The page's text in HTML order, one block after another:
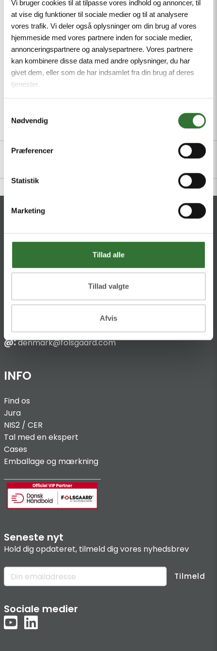
Vi bruger cookies til at tilpasse vores indhold og annoncer, til
at vise dig funktioner til sociale medier og til at analysere
vores trafik. Vi deler også oplysninger om din brug af vores
hjemmeside med vores partnere inden for sociale medier,
annonceringspartnere og analysepartnere. Vores partnere
kan kombinere disse data med andre oplysninger, du har
givet dem, eller som de har indsamlet fra din brug af deres
tjenester.
Nødvendig
Præferencer
Statistik
Marketing
Tillad alle
Tillad valgte
Afvis
PVC and LABS, Particularly resistant to abrasion,
Approval: cULus, RoHS-compliant, Protection class:
IP67, IP69K, Male M12, straight, 8-pin
Mindste ordreantal: 1
KONTAKT
HQ:Hans Følsgaard A/S
DK-4600 Køge
DK-8680 RY
@:denmark@folsgaard.com
INFO
Find os
Jura
NIS2 / CER
Tal med en ekspert
Cases
Emballage og mærkning
Seneste nyt
Hold dig opdateret, tilmeld dig vores nyhedsbrev
Tilmeld
Sociale medier